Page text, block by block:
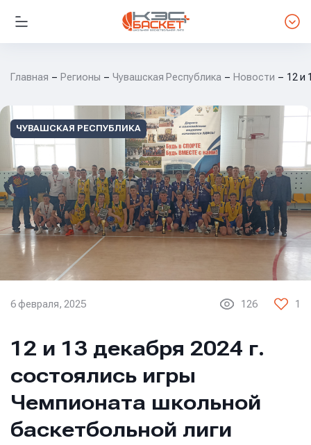
Главная Регионы Чувашская Республика Новости 12 и
ЧУВАШСКАЯ РЕСПУБЛИКА
6 февраля, 2025 126 1
12 и 13 декабря 2024 г.
состоялись игры
Чемпионата школьной
баскетбольной лиги